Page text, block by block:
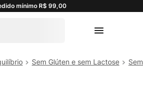
mínimo R$ 99,00
Sem Glúten e sem Lactose